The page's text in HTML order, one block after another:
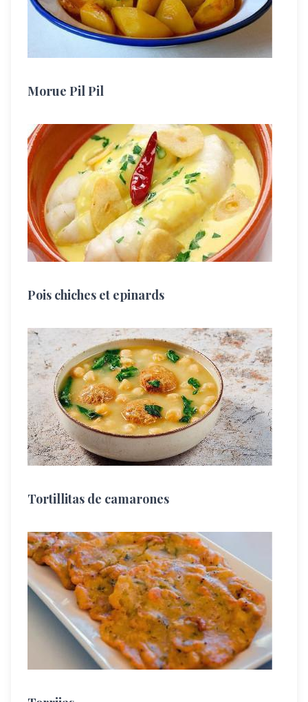
Morue Pil Pil
Pois chiches et epinards
Tort​illitas de camarones